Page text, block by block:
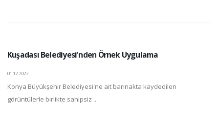
Kuşadası Belediyesi'nden Örnek Uygulama
01.12.2022
Konya Büyükşehir Belediyesi'ne ait barınakta kaydedilen
görüntülerle birlikte sahipsiz ...